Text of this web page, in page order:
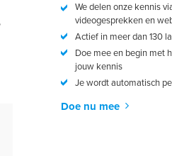
Mindd
Angelo Meijers
We delen onze kennis
videogesprekken en
Actief in meer dan 130
Doe mee en begin met
jouw kennis
Je wordt automatisch
Doe nu mee